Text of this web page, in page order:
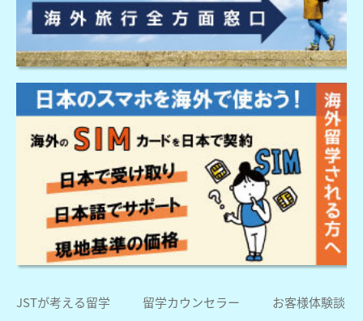
JSTが考える留学 留学カウンセラー
お客様体験談